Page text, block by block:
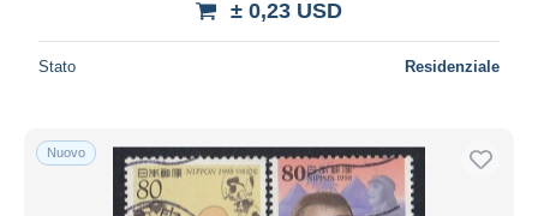
± 0,23 USD
Stato Residenziale
Nuovo